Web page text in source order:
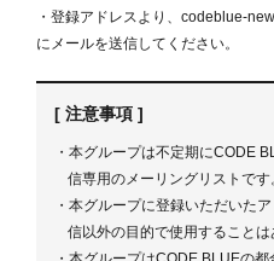
CODE BLUE 2022 - Track2を含め
2022.09.22
CODE BLUE 2022 - メイントラッ
Press
2022.09.14
CODE BLUE 2022 -全ての講演につ
Press
2022.09.02
・登録アドレスより、codeblue-
にメールを送信してください。
[ 注意事項 ]
・本グループは不定期にCODE
信専用のメーリングリストです
・本グループに登録いただいた
信以外の目的で使用することは